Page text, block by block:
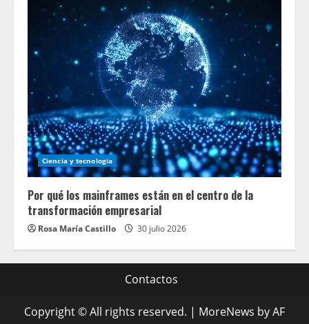
Ciencia y tecnologia
Por qué los mainframes están en el centro de la
transformación empresarial
Rosa María Castillo 30 julio 2026
Contactos
Copyright © All rights reserved. | MoreNews by AF